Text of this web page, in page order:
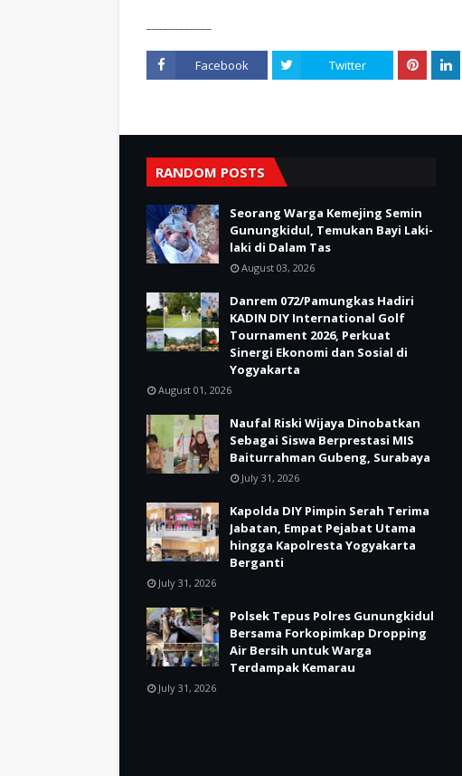
Facebook Twitter
RANDOM POSTS
Seorang Warga Kemejing Semin
Gunungkidul, Temukan Bayi Laki-
laki di Dalam Tas
August 03, 2026
Danrem 072/Pamungkas Hadiri
KADIN DIY International Golf
Tournament 2026, Perkuat
Sinergi Ekonomi dan Sosial di
Yogyakarta
August 01, 2026
Naufal Riski Wijaya Dinobatkan
Sebagai Siswa Berprestasi MIS
Baiturrahman Gubeng, Surabaya
July 31, 2026
Kapolda DIY Pimpin Serah Terima
Jabatan, Empat Pejabat Utama
hingga Kapolresta Yogyakarta
Berganti
July 31, 2026
Polsek Tepus Polres Gunungkidul
Bersama Forkopimkap Dropping
Air Bersih untuk Warga
Terdampak Kemarau
July 31, 2026